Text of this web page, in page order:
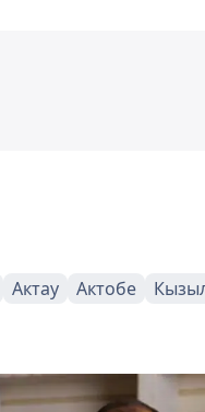
Актау Актобе